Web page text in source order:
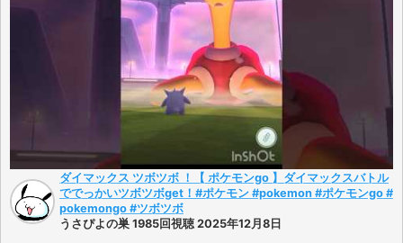
ダイマックス ツボツボ ！【 ポケモンgo 】ダイマックスバトル
ででっかいツボツボget！#ポケモン #pokemon #ポケモンgo #
pokemongo #ツボツボ
うさぴよの巣 1985回視聴 2025年12月8日